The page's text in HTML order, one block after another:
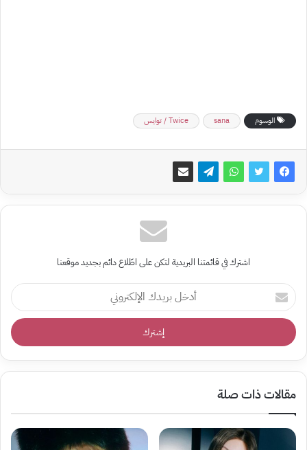
الوسوم sana Twice / توايس
اشترك في قائمتنا البريدية لتكن على اطّلاع دائم بجديد موقعنا
أدخل
بريدك
الإلكتروني
مقالات ذات صلة